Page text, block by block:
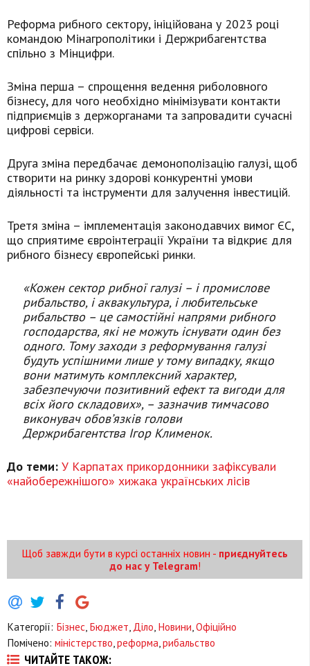
Реформа рибного сектору, ініційована у 2023 році
командою Мінагрополітики і Держрибагентства
спільно з Мінцифри.
Зміна перша – спрощення ведення риболовного
бізнесу, для чого необхідно мінімізувати контакти
підприємців з держорганами та запровадити сучасні
цифрові сервіси.
Друга зміна передбачає демонополізацію галузі, щоб
створити на ринку здорові конкурентні умови
діяльності та інструменти для залучення інвестицій.
Третя зміна – імплементація законодавчих вимог ЄС,
що сприятиме євроінтеграції України та відкриє для
рибного бізнесу європейські ринки.
«Кожен сектор рибної галузі – і промислове
рибальство, і аквакультура, і любительське
рибальство – це самостійні напрями рибного
господарства, які не можуть існувати один без
одного. Тому заходи з реформування галузі
будуть успішними лише у тому випадку, якщо
вони матимуть комплексний характер,
забезпечуючи позитивний ефект та вигоди для
всіх його складових», – зазначив тимчасово
виконувач обов’язків голови
Держрибагентства Ігор Клименок.
До теми: У Карпатах прикордонники зафіксували
«найобережнішого» хижака українських лісів
Щоб завжди бути в курсі останніх новин - приєднуйтесь
до нас у Telegram!
Категорії: Бізнес Бюджет Діло Новини Офіційно
Помічено: міністерство реформа рибальство
ЧИТАЙТЕ ТАКОЖ: